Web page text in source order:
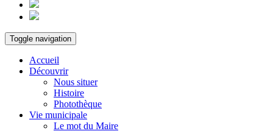
Toggle navigation
Accueil
Découvrir
Nous situer
Histoire
Photothèque
Vie municipale
Le mot du Maire